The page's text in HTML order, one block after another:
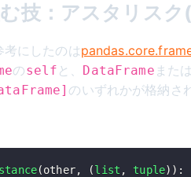
技：アスタリス
考にしたのは
のself と、 DataFrame または
のいずれかが格納さ
(other, (list , tuple) ) :